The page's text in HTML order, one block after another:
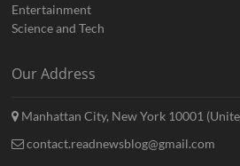
Entertainment
Science and Tech
Our Address
Manhattan City, New York 10001
contact.readnewsblog@gmail.com